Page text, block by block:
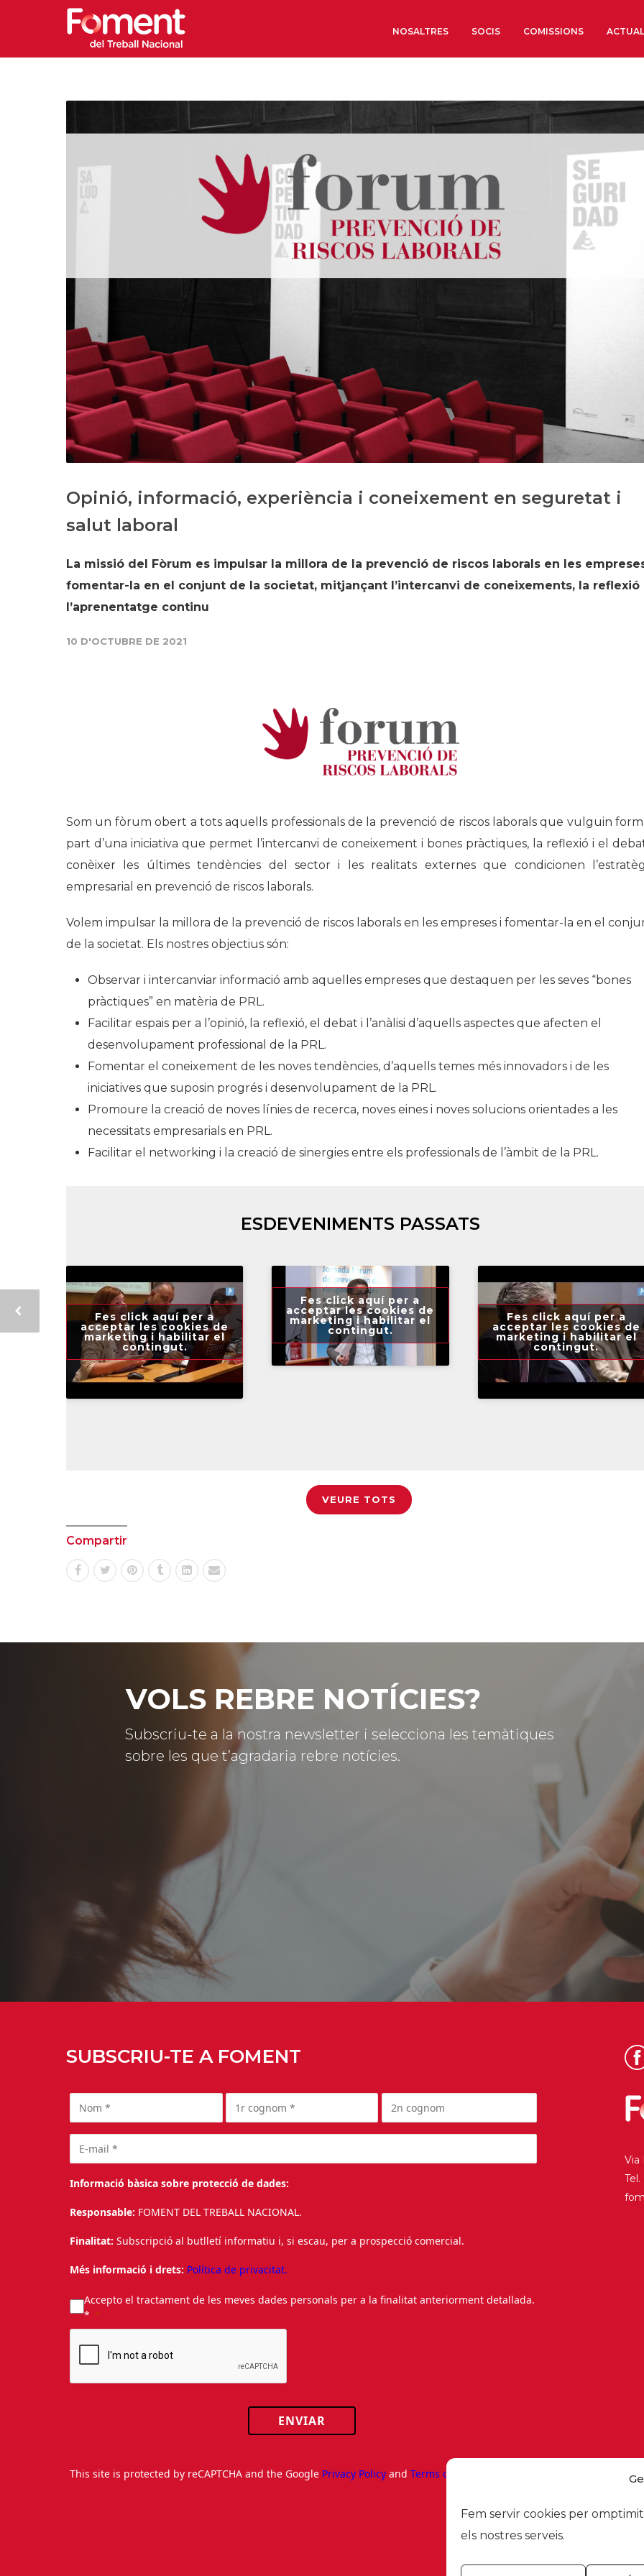
Fem servir cookies per
els nostres serveis.
NOSALTRES
Estructura Executiva
Institut d’Estudis
Societat Barcelonesa
Econòmics i Socials
Organitzacions
Història
Seu Social
SOCIS COMISSIONS
Opinió, informació, experiència i coneixement en seguretat i
salut laboral
La missió del Fòrum es impulsar la millora de la prevenció de riscos laborals en les
fomentar-la en el conjunt de la societat, mitjançant l’intercanvi de coneixements, la reflexió
l’aprenentatge continu
10 D'OCTUBRE DE 2021
Som un fòrum obert a tots aquells professionals de la prevenció de riscos laborals que vulguin
part d’una iniciativa que permet l’intercanvi de coneixement i bones pràctiques, la reflexió i el
conèixer les últimes tendències del sector i les realitats externes que condicionen
empresarial en prevenció de riscos laborals.
Volem impulsar la millora de la prevenció de riscos laborals en les empreses i fomentar-la en el
de la societat. Els nostres objectius són:
Observar i intercanviar informació amb aquelles empreses que destaquen per les seves “bones
pràctiques” en matèria de PRL.
Facilitar espais per a l’opinió, la reflexió, el debat i l’anàlisi d’aquells aspectes que afecten el
desenvolupament professional de la PRL.
Fomentar el coneixement de les noves tendències, d’aquells temes més innovadors i de les
iniciatives que suposin progrés i desenvolupament de la PRL.
Promoure la creació de noves línies de recerca, noves eines i noves solucions orientades a les
necessitats empresarials en PRL.
Facilitar el networking i la creació de sinergies entre els professionals de l’àmbit de la PRL.
ESDEVENIMENTS PASSATS
Fes click aquí per a
acceptar les cookies de
marketing i habilitar el
contingut.
Fes click aquí per a
acceptar les cookies de
marketing i habilitar el
contingut.
Fes click aquí per a
acceptar les cookies de
marketing i habilitar el
contingut.
VEURE TOTS
Compartir
VOLS REBRE NOTÍCIES?
Subscriu-te a la nostra newsletter i selecciona les temàtiques
sobre les que t’agradaria rebre notícies.
SUBSCRIU-TE A FOMENT
Informació bàsica sobre protecció de dades:
Responsable: FOMENT DEL TREBALL NACIONAL.
Finalitat: Subscripció al butlletí informatiu i, si escau, per a prospecció comercial.
Més informació i drets: Política de privacitat.
Accepto el tractament de les meves dades personals per a la finalitat anteriorment detallada.
*
ENVIAR
This site is protected by reCAPTCHA and the Google Privacy Policy andTerms of Service
Via